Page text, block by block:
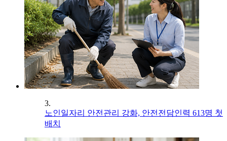
3.
노인일자리 안전관리 강화, 안전전담인력 613명 첫
배치